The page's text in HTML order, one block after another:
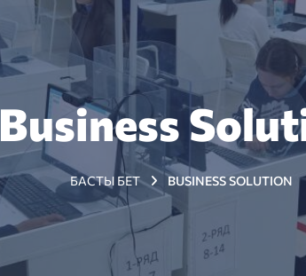
Business
БАСТЫ БЕТ BUSINESS SOLUTION